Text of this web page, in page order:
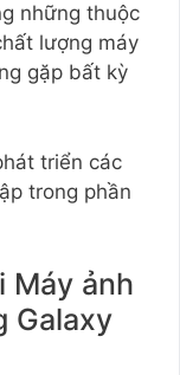
những thuộc
lượng máy
gặp bất kỳ
triển các
trong phần
Máy ảnh
Galaxy